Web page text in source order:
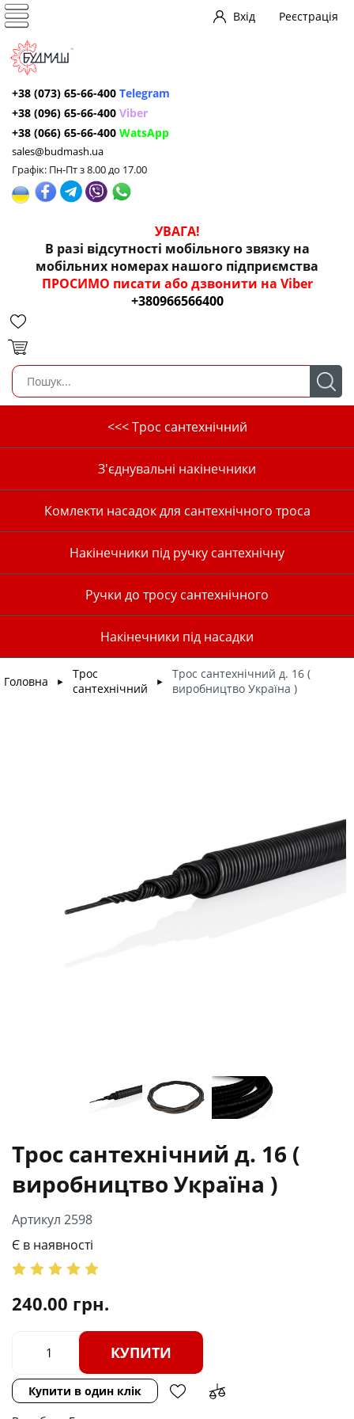
Вхід Реєстрація
+38 (073) 65-66-400 Telegram
+38 (096) 65-66-400 Viber
+38 (066) 65-66-400 WatsApp
sales@budmash.ua
Графік: Пн-Пт з 8.00 до 17.00
УВАГА!
В разі відсутності мобільного звязку на
мобільних номерах нашого підприємства
ПРОСИМО писати або дзвонити на Viber
+380966566400
<<< Трос сантехнічний
З'єднувальні накінечники
Комлекти насадок для сантехнічного троса
Накінечники під ручку сантехнічну
Ручки до тросу сантехнічного
Накінечники під насадки
Головна ►
Трос
сантехнічний
►
Трос сантехнічний д. 16 (
виробництво Україна )
Трос сантехнічний д. 16 (
виробництво Україна )
Артикул 2598
Є в наявності
240.00 грн.
КУПИТИ
Купити в один клік